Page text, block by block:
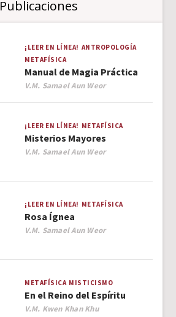
Publicaciones
¡LEER EN LÍNEA! ANTROPOLOGÍA
METAFÍSICA
Manual de Magia Práctica
Author
V.M. Samael Aun Weor
¡LEER EN LÍNEA! METAFÍSICA
Misterios Mayores
Author
V.M. Samael Aun Weor
¡LEER EN LÍNEA! METAFÍSICA
Rosa Ígnea
Author
V.M. Samael Aun Weor
METAFÍSICA MISTICISMO
En el Reino del Espíritu
Author
V.M. Kwen Khan Khu